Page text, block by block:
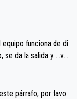
equipo funciona de di
se da la salida y…..ve
momentos tan
párrafo, por favo